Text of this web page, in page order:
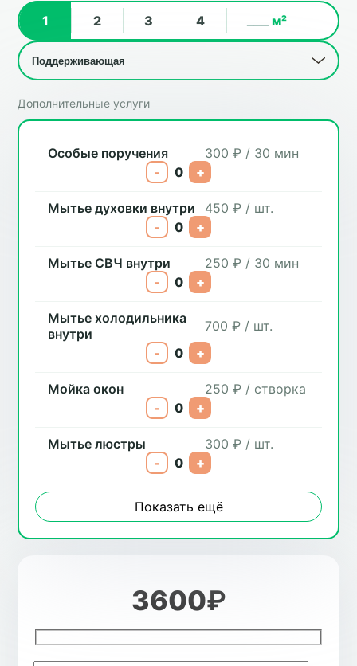
1 2 3 4 м²
Дополнительные услуги
Особые поручения
300 ₽ / 30 мин
-
0 +
Мытье духовки внутри
450 ₽ / шт.
-
0 +
Мытье СВЧ внутри
250 ₽ / 30 мин
-
0 +
Мытье холодильника
внутри
700 ₽ / шт.
-
0 +
Мойка окон
250 ₽ / створка
-
0 +
Мытье люстры
300 ₽ / шт.
-
0 +
Показать ещё
3600₽